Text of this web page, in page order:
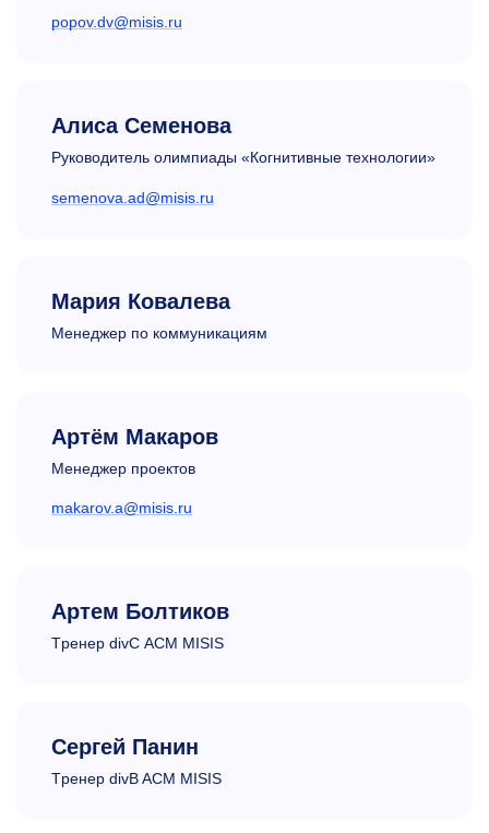
popov.dv@misis.ru
Алиса Семенова
Руководитель олимпиады «Когнитивные технологии»
semenova.ad@misis.ru
Мария Ковалева
Менеджер по коммуникациям
Артём Макаров
Менеджер проектов
makarov.a@misis.ru
Артем Болтиков
Tренер divC ACM MISIS
Сергей Панин
Tренер divB ACM MISIS